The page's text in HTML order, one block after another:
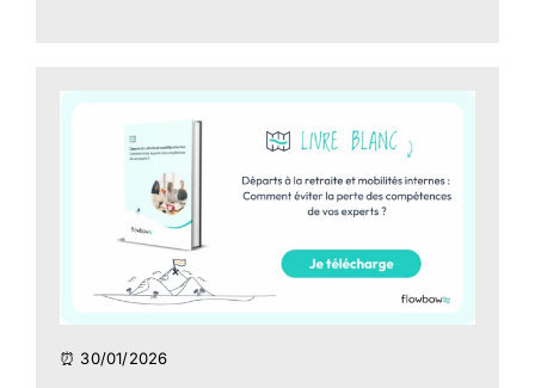
⏰ 30/01/2026